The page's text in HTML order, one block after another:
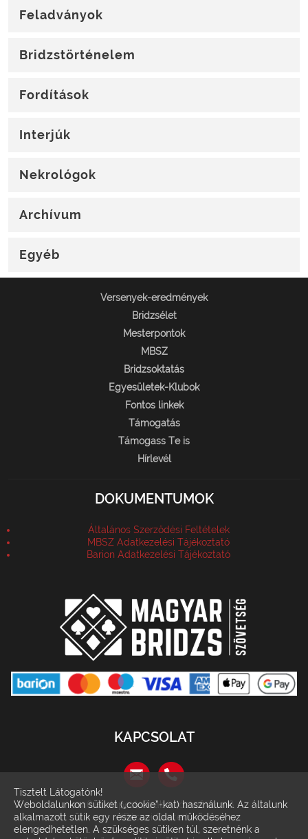
Feladványok
Bridzstörténelem
Fordítások
Interjúk
Nekrológok
Archívum
Egyéb
Versenyek-eredmények
Bridzsélet
Mesterpontok
MBSZ
Bridzsoktatás
Egyesületek-Klubok
Fontos linkek
Támogatás
Támogass Te is
Hírlevél
DOKUMENTUMOK
Általános Szerződési Feltételek
MBSZ Adatkezelési Tájékoztató
Barion Adatkezelési Tájékoztató
KAPCSOLAT
1146 Budapest, Szabó József utca 6.
(Récsei Center)
Tisztelt Látogatónk!
Weboldalunkon sütiket („cookie”-kat) használunk. Az általunk
alkalmazott sütik egy része az oldal működéséhez
elengedhetetlen. A szükséges sütiken túl, szeretnénk a